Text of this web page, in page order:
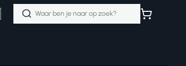
Zoeken
naar: